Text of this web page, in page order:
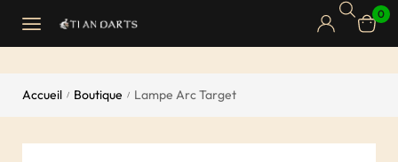
0
Accueil / Boutique / Lampe Arc Target